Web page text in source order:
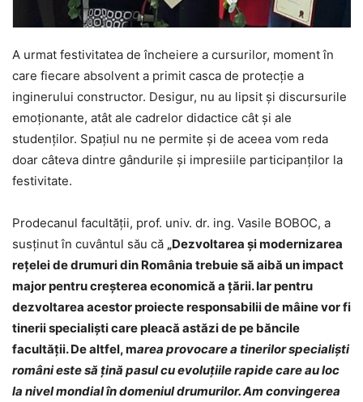
A urmat festivitatea de încheiere a cursurilor, moment în
care fiecare absolvent a primit casca de protecţie a
inginerului constructor. Desigur, nu au lipsit şi discursurile
emoţionante, atât ale cadrelor didactice cât şi ale
studenţilor. Spaţiul nu ne permite şi de aceea vom reda
doar câteva dintre gândurile şi impresiile participanţilor la
festivitate.
Prodecanul facultăţii, prof. univ. dr. ing. Vasile BOBOC, a
susţinut în cuvântul său că „Dezvoltarea şi modernizarea
reţelei de drumuri din România trebuie să aibă un impact
major pentru creşterea economică a ţării. Iar pentru
dezvoltarea acestor proiecte responsabilii de mâine vor fi
tinerii specialişti care pleacă astăzi de pe băncile
facultăţii. De altfel, marea provocare a tinerilor specialişti
români este să țină pasul cu evoluțiile rapide care au loc
la nivel mondial în domeniul drumurilor. Am convingerea